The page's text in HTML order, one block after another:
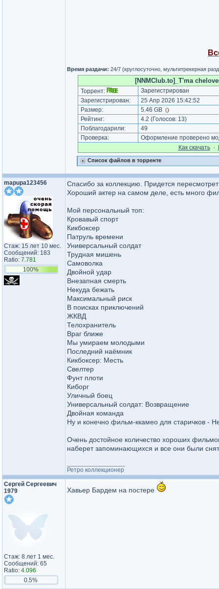
Время раздачи: 24/7 (круглосуточно, мультитрекерная
[NNMClub.to]_T'ma
Торрент:
Зарегистрирован
Зарегистрирован:
25 Апр 2026 15:42:52
Размер:
5.46 GB ()
Рейтинг: 4.2 (Голосов: 13)
Поблагодарили:
49
Проверка:
Оформление проверено
Как cкачать·
Список файлов в торренте
mapupa123456
Стаж: 15 лет 10 мес.
Сообщений: 183
Ratio: 7.781
100%
Спасибо за коллекцию. Придется
Хороший актер на самом деле, есть много
Мой персональный топ:
Кровавый спорт
Кикбоксер
Патруль времени
Универсальный солдат
Трудная мишень
Самоволка
Двойной удар
Внезапная смерть
Некуда бежать
Максимальный риск
В поисках приключений
ЖКВД
Телохранитель
Враг ближе
Мы умираем молодыми
Последний наёмник
Кикбоксер: Месть
Свелтер
Фунт плоти
Киборг
Уличный боец
Универсальный солдат: Возвращение
Двойная команда
Ну и конечно фильм-ккамео для старичков -
Очень достойное количество хороших
наберет запоминающихся и все они были
Ретро коллекционер
Сергей Сергеевич
1979
Стаж: 8 лет 1 мес.
Сообщений: 65
Ratio: 4.096
0.5%
Хавьер Бардем на постере